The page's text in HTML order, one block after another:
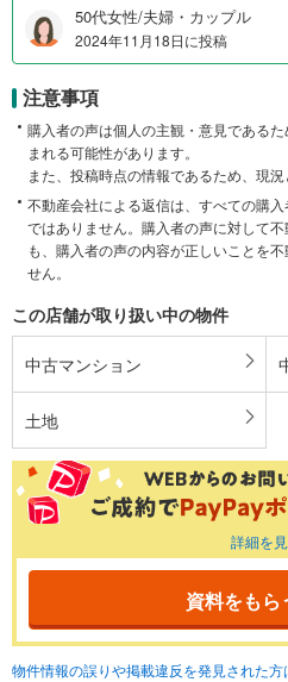
50代女性/夫婦・カップル
2024年11月18日に投稿
注意事項
購入者の声は個人の主観・意見である
まれる可能性があります。
また、投稿時点の情報であるため、現況
不動産会社による返信は、すべての購
ではありません。購入者の声に対して
も、購入者の声の内容が正しいことを
せん。
この店舗が取り扱い中の物件
中古マンション
土地
詳細を
資料をもら
物件情報の誤りや掲載違反を発見された方